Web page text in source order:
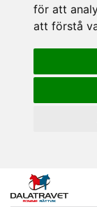
för att
att förstå